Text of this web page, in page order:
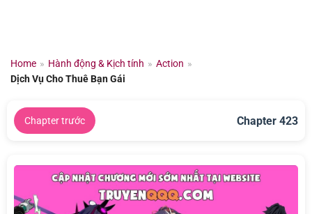
dungHome » Hành động & Kịch tính » Action »
Dịch Vụ Cho Thuê Bạn Gái
Chapter trước Chapter 423